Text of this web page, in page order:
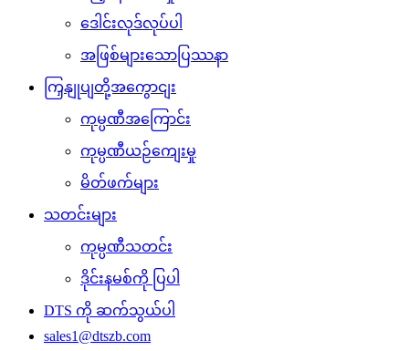
ဒေါင်းလုဒ်လုပ်ပါ
အဖြစ်များသောပြဿနာ
ကြှနျုပျတို့အကွောငျး
ကုမ္ပဏီအကြောင်း
ကုမ္ပဏီယဉ်ကျေးမှု
မိတ်ဖက်များ
သတင်းများ
ကုမ္ပဏီသတင်း
ဒိုင်းနမစ်ကို ပြပါ
DTS ကို ဆက်သွယ်ပါ
sales1@dtszb.com